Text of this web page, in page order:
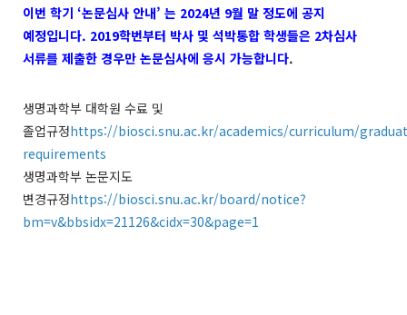
이번 학기 ‘논문심사 안내’ 는 2024년 9월 말 정도에 공지
예정입니다. 2019학번부터 박사 및 석박통합 학생들은 2차심사
서류를 제출한 경우만 논문심사에 응시 가능합니다.
생명과학부 대학원 수료 및
졸업규정https://biosci.snu.ac.kr/academics/curriculum/
requirements
생명과학부 논문지도
변경규정https://biosci.snu.ac.kr/board/notice?
bm=v&bbsidx=21126&cidx=30&page=1